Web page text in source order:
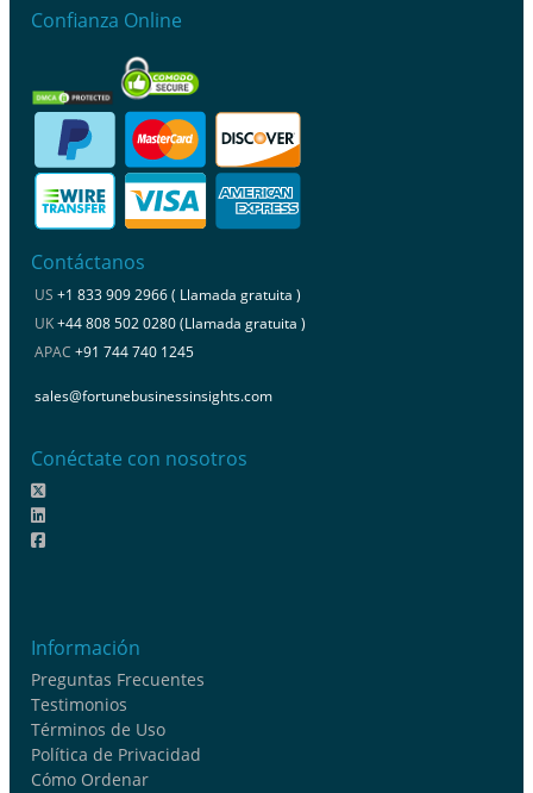
Confianza Online
Contáctanos
US +1 833 909 2966 ( Llamada gratuita )
UK+44 808 502 0280 (Llamada gratuita )
APAC +91 744 740 1245
sales@fortunebusinessinsights.com
Conéctate con nosotros
Información
Preguntas Frecuentes
Testimonios
Términos de Uso
Política de Privacidad
Cómo Ordenar